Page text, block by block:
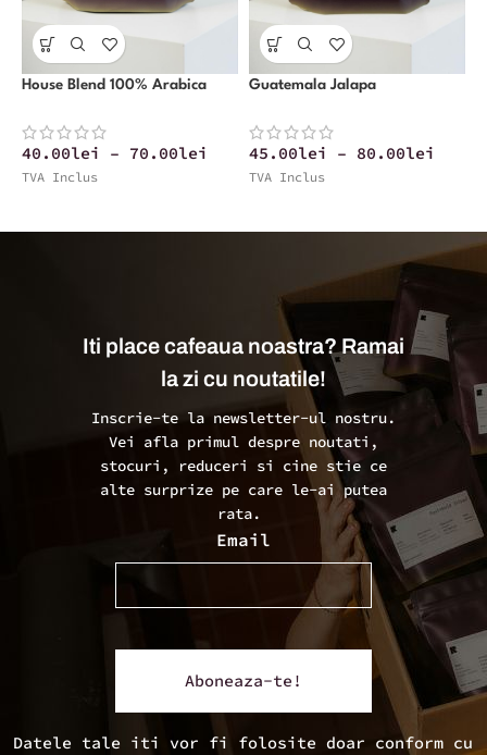
House Blend 100% Arabica
40.00lei – 70.00lei
TVA Inclus
Guatemala Jalapa
45.00lei – 80.00lei
TVA Inclus
Iti place cafeaua noastra? Ramai
la zi cu noutatile!
Inscrie-te la newsletter-ul nostru.
Vei afla primul despre noutati,
stocuri, reduceri si cine stie ce
alte surprize pe care le-ai putea
rata.
Email
Datele tale iti vor fi folosite doar conform cu